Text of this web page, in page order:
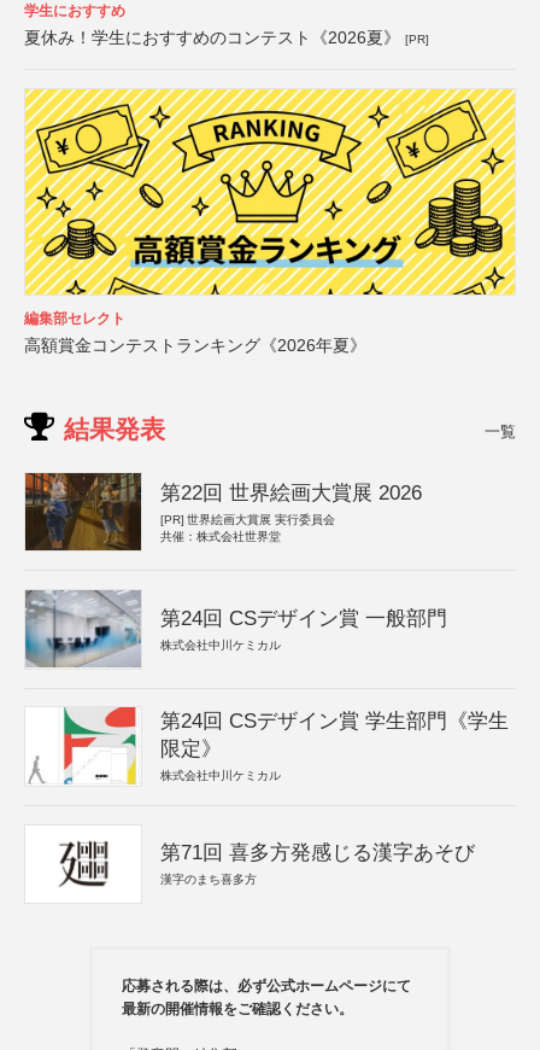
学生におすすめ
夏休み！学生におすすめのコンテスト《2026夏》 [PR]
編集部セレクト
高額賞金コンテストランキング《2026年夏》
結果発表 一覧
第22回 世界絵画大賞展 2026
[PR] 世界絵画大賞展 実行委員会
共催：株式会社世界堂
第24回 CSデザイン賞 一般部門
株式会社中川ケミカル
第24回 CSデザイン賞 学生部門《学生
限定》
株式会社中川ケミカル
第71回 喜多方発感じる漢字あそび
漢字のまち喜多方
応募される際は、必ず公式ホームページにて
最新の開催情報をご確認ください。